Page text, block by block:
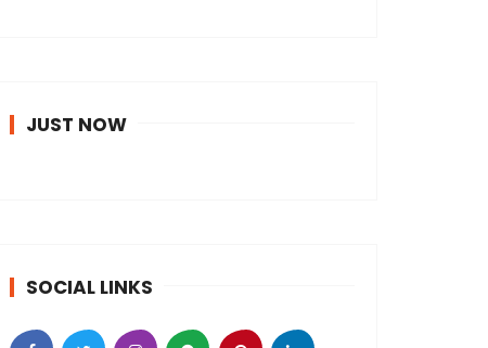
JUST NOW
SOCIAL LINKS